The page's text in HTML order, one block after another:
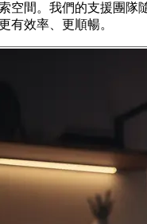
空間。我們的支援團隊
有效率、更順暢。